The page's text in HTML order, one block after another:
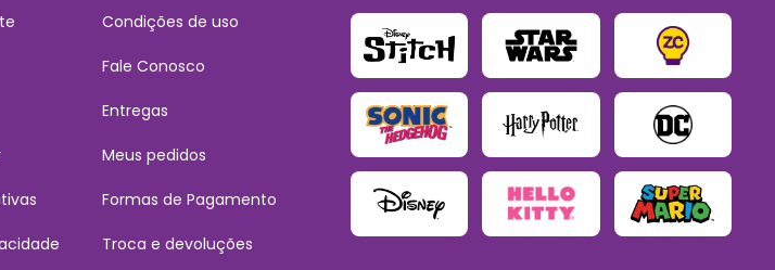
Condições de uso
Fale Conosco
Entregas
Meus pedidos
Formas de Pagamento
Troca e devoluções